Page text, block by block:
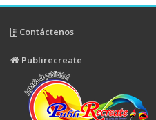
Contáctenos
Publirecreate